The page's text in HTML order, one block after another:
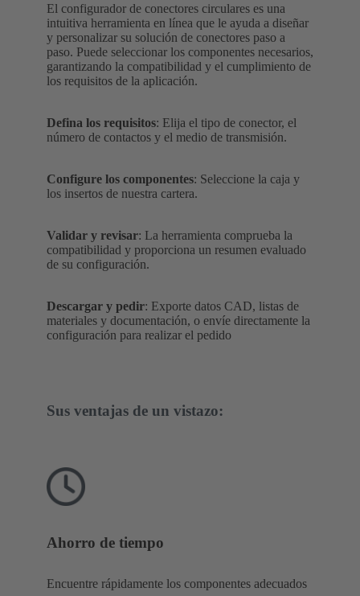
El configurador de conectores circulares es una
intuitiva herramienta en línea que le ayuda a diseñar
y personalizar su solución de conectores paso a
paso. Puede seleccionar los componentes necesarios,
garantizando la compatibilidad y el cumplimiento de
los requisitos de la aplicación.
Defina los requisitos: Elija el tipo de conector, el
número de contactos y el medio de transmisión.
Configure los componentes: Seleccione la caja y
los insertos de nuestra cartera.
Validar y revisar: La herramienta comprueba la
compatibilidad y proporciona un resumen evaluado
de su configuración.
Descargar y pedir: Exporte datos CAD, listas de
materiales y documentación, o envíe directamente la
configuración para realizar el pedido
Sus ventajas de un vistazo:
Ahorro de tiempo
Encuentre rápidamente los componentes adecuados